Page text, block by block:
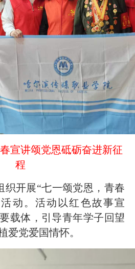
宣讲颂党恩砥砺奋进新征
程
织开展“七一颂党恩，青春
动。活动以红色故事宣
载体，引导青年学子回望
爱党爱国情怀。